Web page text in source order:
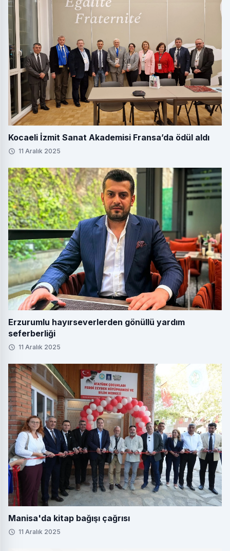
Kocaeli İzmit Sanat Akademisi Fransa’da ödül aldı
11 Aralık 2025
Erzurumlu hayırseverlerden gönüllü yardım
seferberliği
11 Aralık 2025
Manisa'da kitap bağışı çağrısı
11 Aralık 2025